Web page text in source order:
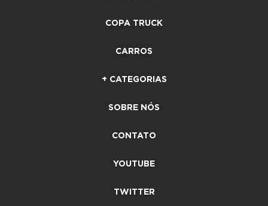
COPA TRUCK
CARROS
+ CATEGORIAS
SOBRE NÓS
CONTATO
YOUTUBE
TWITTER